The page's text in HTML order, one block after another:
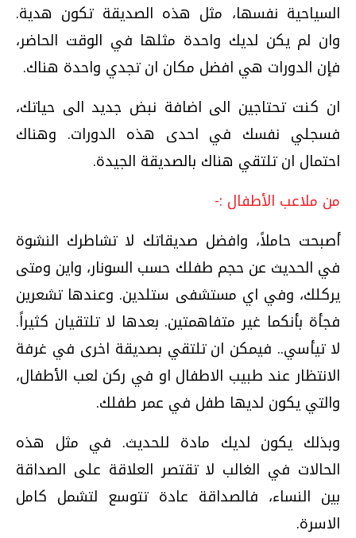
السياحية نفسها، مثل هذه الصديقة تكون هدية.
وان لم يكن لديك واحدة مثلها في الوقت الحاضر،
فإن الدورات هي افضل مكان ان تجدي واحدة هناك.
ان كنت تحتاجين الى اضافة نبض جديد الى حياتك،
فسجلي نفسك في احدى هذه الدورات. وهناك
احتمال ان تلتقي هناك بالصديقة الجيدة.
من ملاعب الأطفال :-
أصبحت حاملاً، وافضل صديقاتك لا تشاطرك النشوة
في الحديث عن حجم طفلك حسب السونار، واين ومتى
يركلك، وفي اي مستشفى ستلدين. وعندها تشعرين
فجأة بأنكما غير متفاهمتين. بعدها لا تلتقيان كثيراً.
لا تيأسي.. فيمكن ان تلتقي بصديقة اخرى في غرفة
الانتظار عند طبيب الاطفال او في ركن لعب الأطفال،
والتي يكون لديها طفل في عمر طفلك.
وبذلك يكون لديك مادة للحديث. في مثل هذه
الحالات في الغالب لا تقتصر العلاقة على الصداقة
بين النساء، فالصداقة عادة تتوسع لتشمل كامل
الاسرة.